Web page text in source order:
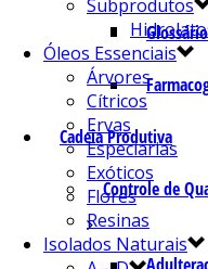
Glossário
Cadeia Produtiva
Controle de
Subprodutos
Óleos Essenciais
Árvores
Cítricos
Ervas
Especiarias
Exóticos
Flores
Resinas
Isolados Naturais